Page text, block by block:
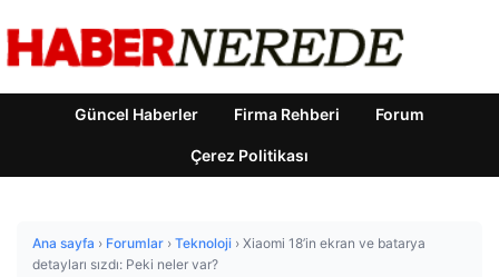
Güncel Haberler Firma Rehberi Forum
Çerez Politikası
Ana sayfa › Forumlar › Teknoloji › Xiaomi 18’in ekran ve batarya
detayları sızdı: Peki neler var?